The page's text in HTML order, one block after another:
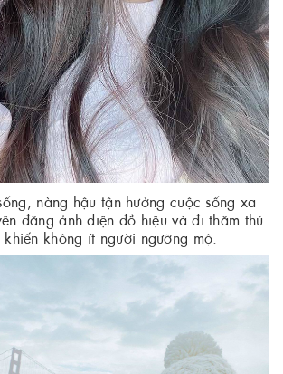
nàng hậu tận hưởng cuộc sống xa
đăng ảnh diện đồ hiệu và đi thăm thú
không ít người ngưỡng mộ.